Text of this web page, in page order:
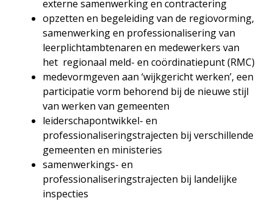
externe samenwerking en contractering
opzetten en begeleiding van de regiovorming,
samenwerking en professionalisering van
leerplichtambtenaren en medewerkers van
het regionaal meld- en coördinatiepunt (RMC)
medevormgeven aan ‘wijkgericht werken’, een
participatie vorm behorend bij de nieuwe stijl
van werken van gemeenten
leiderschapontwikkel- en
professionaliseringstrajecten bij verschillende
gemeenten en ministeries
samenwerkings- en
professionaliseringstrajecten bij landelijke
inspecties